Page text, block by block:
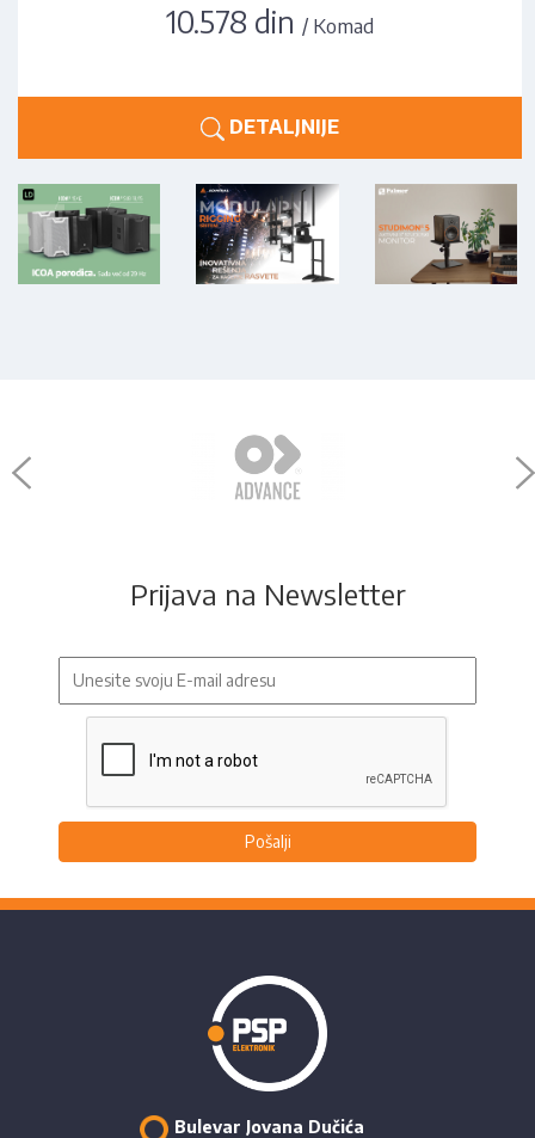
10.578 din / Komad
DETALJNIJE
Prijava na Newsletter
Pošalji
Bulevar Jovana Dučića